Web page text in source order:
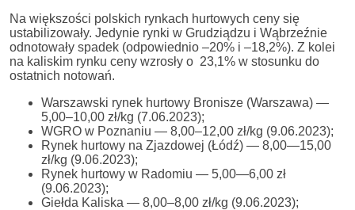
Na większości polskich rynkach hurtowych ceny się
ustabilizowały. Jedynie rynki w Grudziądzu i Wąbrzeźnie
odnotowały spadek (odpowiednio –20% i –18,2%). Z kolei
na kaliskim rynku ceny wzrosły o 23,1% w stosunku do
ostatnich notowań.
Warszawski rynek hurtowy Bronisze (Warszawa) —
5,00–10,00 zł/kg (7.06.2023);
WGRO w Poznaniu — 8,00–12,00 zł/kg (9.06.2023);
Rynek hurtowy na Zjazdowej (Łódź) — 8,00—15,00
zł/kg (9.06.2023);
Rynek hurtowy w Radomiu — 5,00—6,00 zł
(9.06.2023);
Giełda Kaliska — 8,00–8,00 zł/kg (9.06.2023);